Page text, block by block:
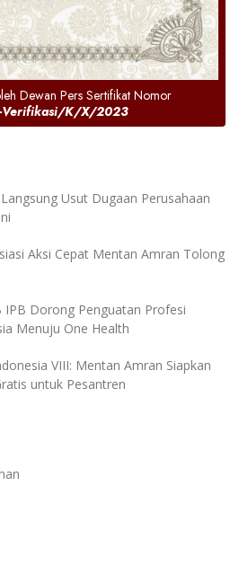
Dewan Pers Sertifikat Nomor
Verifikasi/K/X/2023
Usut Dugaan Perusahaan
Aksi Cepat Mentan Amran Tolong
IPB Dorong Penguatan Profesi
Menuju One Health
VIII: Mentan Amran Siapkan
untuk Pesantren